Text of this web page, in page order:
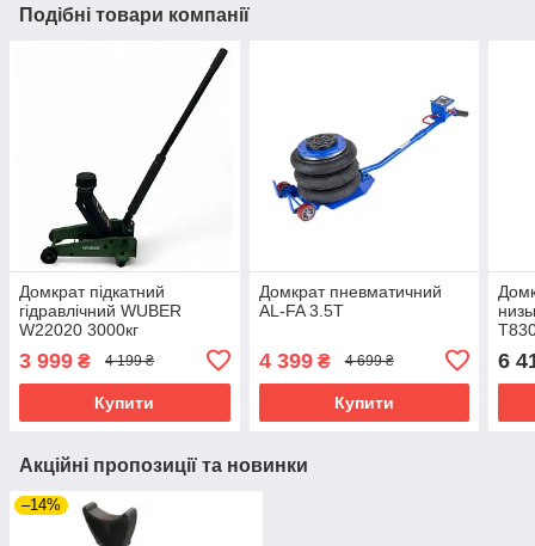
Подібні товари компанії
Домкрат підкатний
гідравлічний WUBER
W22020 3000кг
3 999 ₴ 4 199 ₴
Купити
Домкрат пневматичний
AL-FA 3.5Т
4 399₴ 4 699 ₴
Купити
6
Акційні пропозиції та новинки
–14%